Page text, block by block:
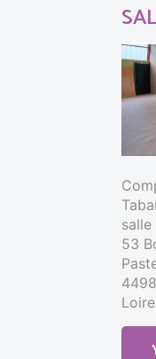
salle
53
Loire